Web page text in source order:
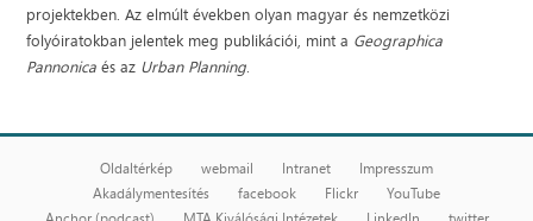
projektekben. Az elmúlt években olyan magyar és nemzetközi
folyóiratokban jelentek meg publikációi, mint a Geographica
Pannonica és az Urban Planning
Oldaltérkép webmail Intranet
Impresszum
Akadálymentesítés
facebook Flickr
YouTube